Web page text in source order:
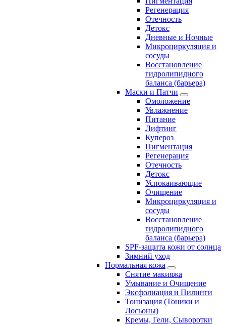
Регенерация
Отечность
Детокс
Дневные и Ночные
Микроциркуляция и
сосуды
Восстановление
гидролипидного
баланса (барьера)
Маски и Патчи
Омоложение
Увлажнение
Питание
Лифтинг
Купероз
Пигментация
Регенерация
Отечность
Детокс
Успокаивающие
Очищение
Микроциркуляция и
сосуды
Восстановление
гидролипидного
баланса (барьера)
SPF-защита кожи от солнца
Зимний уход
Нормальная кожа
Снятие макияжа
Умывание и Очищение
Эксфолиация и Пилинги
Тонизация (Тоники и
Лосьоны)
Кремы, Гели, Сыворотки